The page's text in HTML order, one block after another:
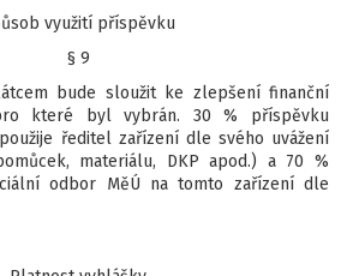
využití příspěvku
§ 9
bude sloužit ke zlepšení finanční
které byl vybrán. 30 % příspěvku
ředitel zařízení dle svého uvážení
materiálu, DKP apod.) a 70 %
odbor MěÚ na tomto zařízení dle